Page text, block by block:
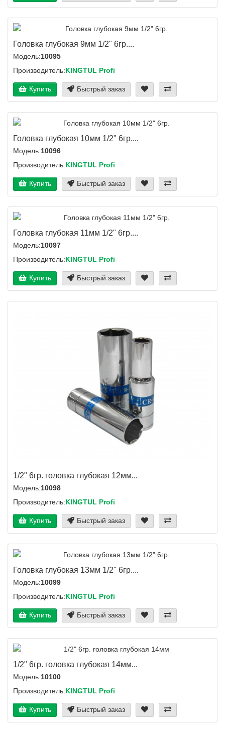
Головка глубокая 9мм 1/2" 6гр....
Модель:10095
Производитель:KINGTUL Profi
Купить Быстрый заказ
Головка глубокая 10мм 1/2" 6гр....
Модель:10096
Производитель:KINGTUL Profi
Купить Быстрый заказ
Головка глубокая 11мм 1/2" 6гр....
Модель:10097
Производитель:KINGTUL Profi
Купить Быстрый заказ
1/2" 6гр. головка глубокая 12мм...
Модель:10098
Производитель:KINGTUL Profi
Купить Быстрый заказ
Головка глубокая 13мм 1/2" 6гр....
Модель:10099
Производитель:KINGTUL Profi
Купить Быстрый заказ
1/2" 6гр. головка глубокая 14мм...
Модель:10100
Производитель:KINGTUL Profi
Купить Быстрый заказ